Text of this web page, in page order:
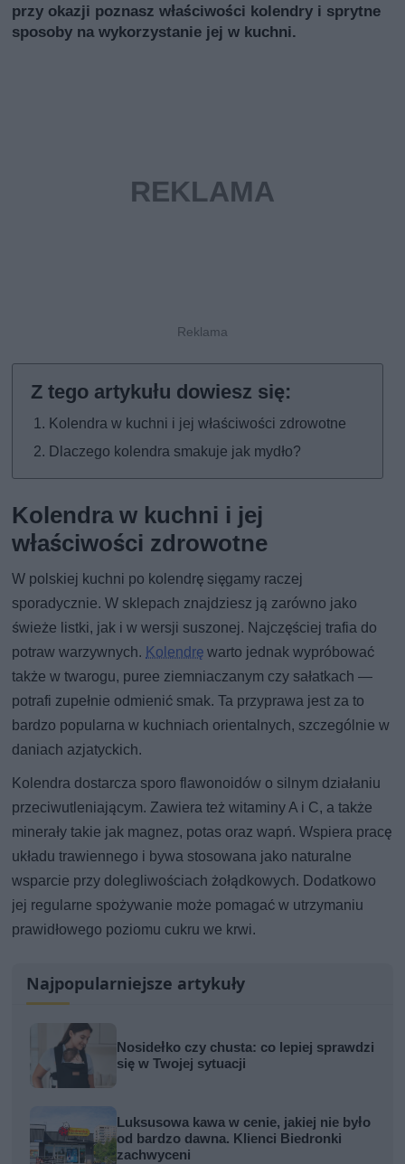
przy okazji poznasz właściwości kolendry i sprytne
sposoby na wykorzystanie jej w kuchni.
Kolendra w kuchni i jej właściwości zdrowotne
Dlaczego kolendra smakuje jak mydło?
Kolendra w kuchni i jej
właściwości zdrowotne
W polskiej kuchni po kolendrę sięgamy raczej
sporadycznie. W sklepach znajdziesz ją zarówno jako
świeże listki, jak i w wersji suszonej. Najczęściej trafia do
potraw warzywnych. Kolendrę warto jednak wypróbować
także w twarogu, puree ziemniaczanym czy sałatkach —
potrafi zupełnie odmienić smak. Ta przyprawa jest za to
bardzo popularna w kuchniach orientalnych, szczególnie w
daniach azjatyckich.
Kolendra dostarcza sporo flawonoidów o silnym działaniu
przeciwutleniającym. Zawiera też witaminy A i C, a także
minerały takie jak magnez, potas oraz wapń. Wspiera pracę
układu trawiennego i bywa stosowana jako naturalne
wsparcie przy dolegliwościach żołądkowych. Dodatkowo
jej regularne spożywanie może pomagać w utrzymaniu
prawidłowego poziomu cukru we krwi.
Najpopularniejsze artykuły
Nosidełko czy chusta: co lepiej sprawdzi
się w Twojej sytuacji
Luksusowa kawa w cenie, jakiej nie było
od bardzo dawna. Klienci Biedronki
zachwyceni